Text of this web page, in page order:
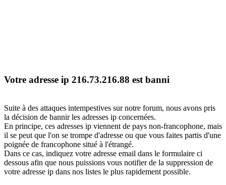
Votre adresse ip 216.73.216.88 est banni
Suite à des attaques intempestives sur notre forum, nous avons pris
la décision de bannir les adresses ip concernées.
En principe, ces adresses ip viennent de pays non-francophone, mais
il se peut que l'on se trompe d'adresse ou que vous faites partis d'une
poignée de francophone situé à l'étrangé.
Dans ce cas, indiquez votre adresse email dans le formulaire ci
dessous afin que nous puissions vous notifier de la suppression de
votre adresse ip dans nos listes le plus rapidement possible.